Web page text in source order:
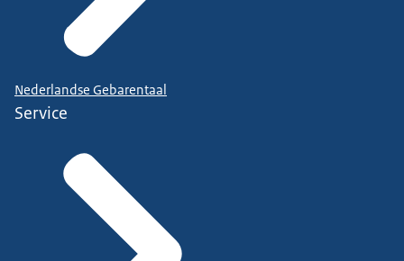
Nederlandse Gebarentaal
Service